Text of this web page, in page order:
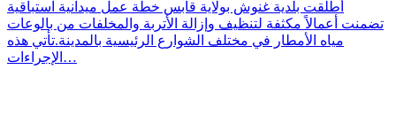
أطلقت بلدية غنوش بولاية قابس خطة عمل ميدانية استباقية
تضمنت أعمالاً مكثفة لتنظيف وإزالة الأتربة والمخلفات من بالوعات
مياه الأمطار في مختلف الشوارع الرئيسية بالمدينة.تأتي هذه
الإجراءات…